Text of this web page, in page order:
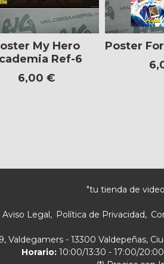
My Hero
Ref-6
6,00 €
Poster
"tu tienda de
Aviso Legal Política de Privacidad
Valdegamers - 13300 Valdepeñas,
Horario:10:00/13:30 - 17:00/